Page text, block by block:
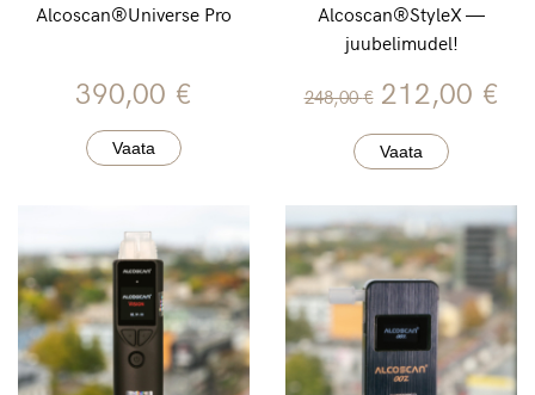
Alcoscan®Universe Pro
390,00 €
Vaata
Alcoscan®StyleX —
juubelimudel!
248,00€ Algne
hind
oli:
248,00 €.
212,00 €
Vaata